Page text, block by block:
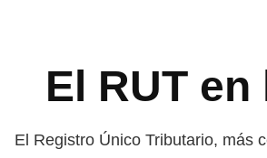
El RUT en
El Registro Único Tributario, más